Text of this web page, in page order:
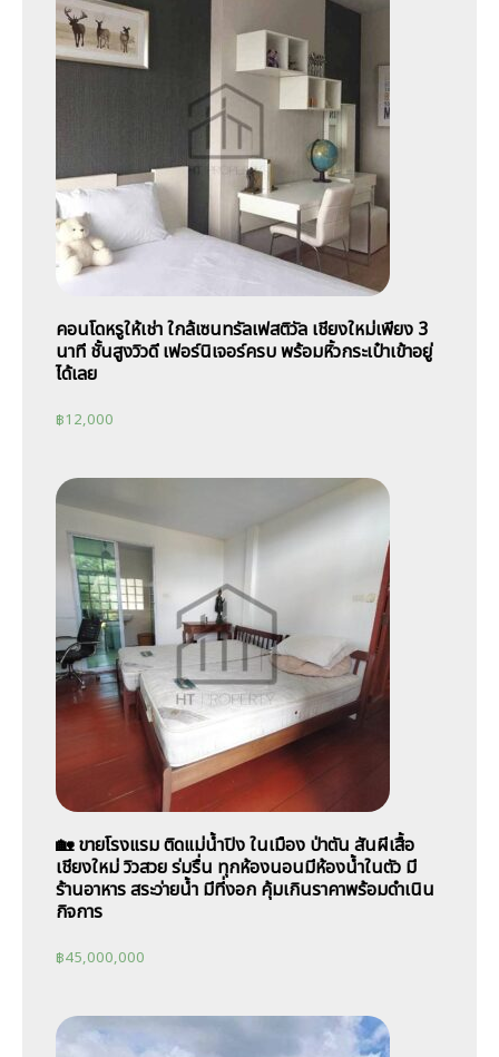
คอนโดหรูให้เช่า ใกล้เซนทรัลเฟสติวัล เชียงใหม่เพียง 3
นาที ชั้นสูงวิวดี เฟอร์นิเจอร์ครบ พร้อมหิ้วกระเป๋าเข้าอยู่
ได้เลย
฿12,000
🏡 ขายโรงแรม ติดแม่น้ำปิง ในเมือง ป่าตัน สันผีเสื้อ
เชียงใหม่ วิวสวย ร่มรื่น ทุกห้องนอนมีห้องน้ำในตัว มี
ร้านอาหาร สระว่ายน้ำ มีที่งอก คุ้มเกินราคาพร้อมดำเนิน
กิจการ
฿45,000,000